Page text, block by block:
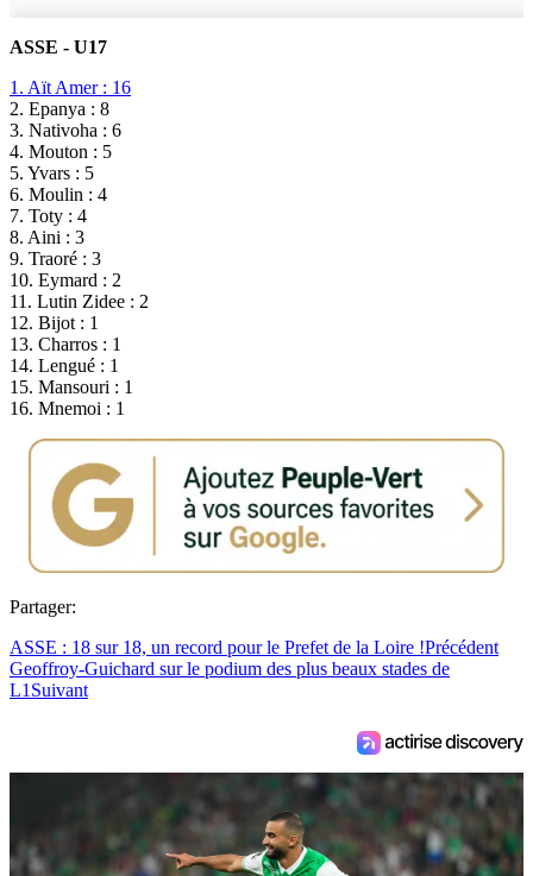
ASSE - U17
1. Aït Amer : 16
2. Epanya : 8
3. Nativoha : 6
4. Mouton : 5
5. Yvars : 5
6. Moulin : 4
7. Toty : 4
8. Aini : 3
9. Traoré : 3
10. Eymard : 2
11. Lutin Zidee : 2
12. Bijot : 1
13. Charros : 1
14. Lengué : 1
15. Mansouri : 1
16. Mnemoi : 1
Partager:
ASSE : 18 sur 18, un record pour le Prefet de la Loire !Précédent
Geoffroy-Guichard sur le podium des plus beaux stades de
L1 Suivant